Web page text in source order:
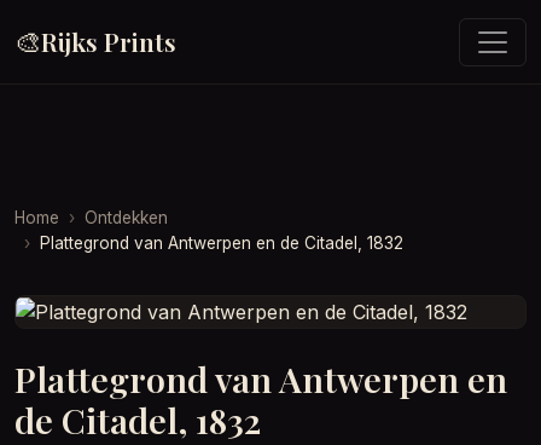
🎨Rijks Prints
Home
Ontdekken
Plattegrond van Antwerpen en de Citadel, 1832
Plattegrond van Antwerpen en
de Citadel, 1832